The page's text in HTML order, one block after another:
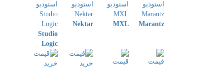
Marantz
MXL
Nektar
Studio
Logic